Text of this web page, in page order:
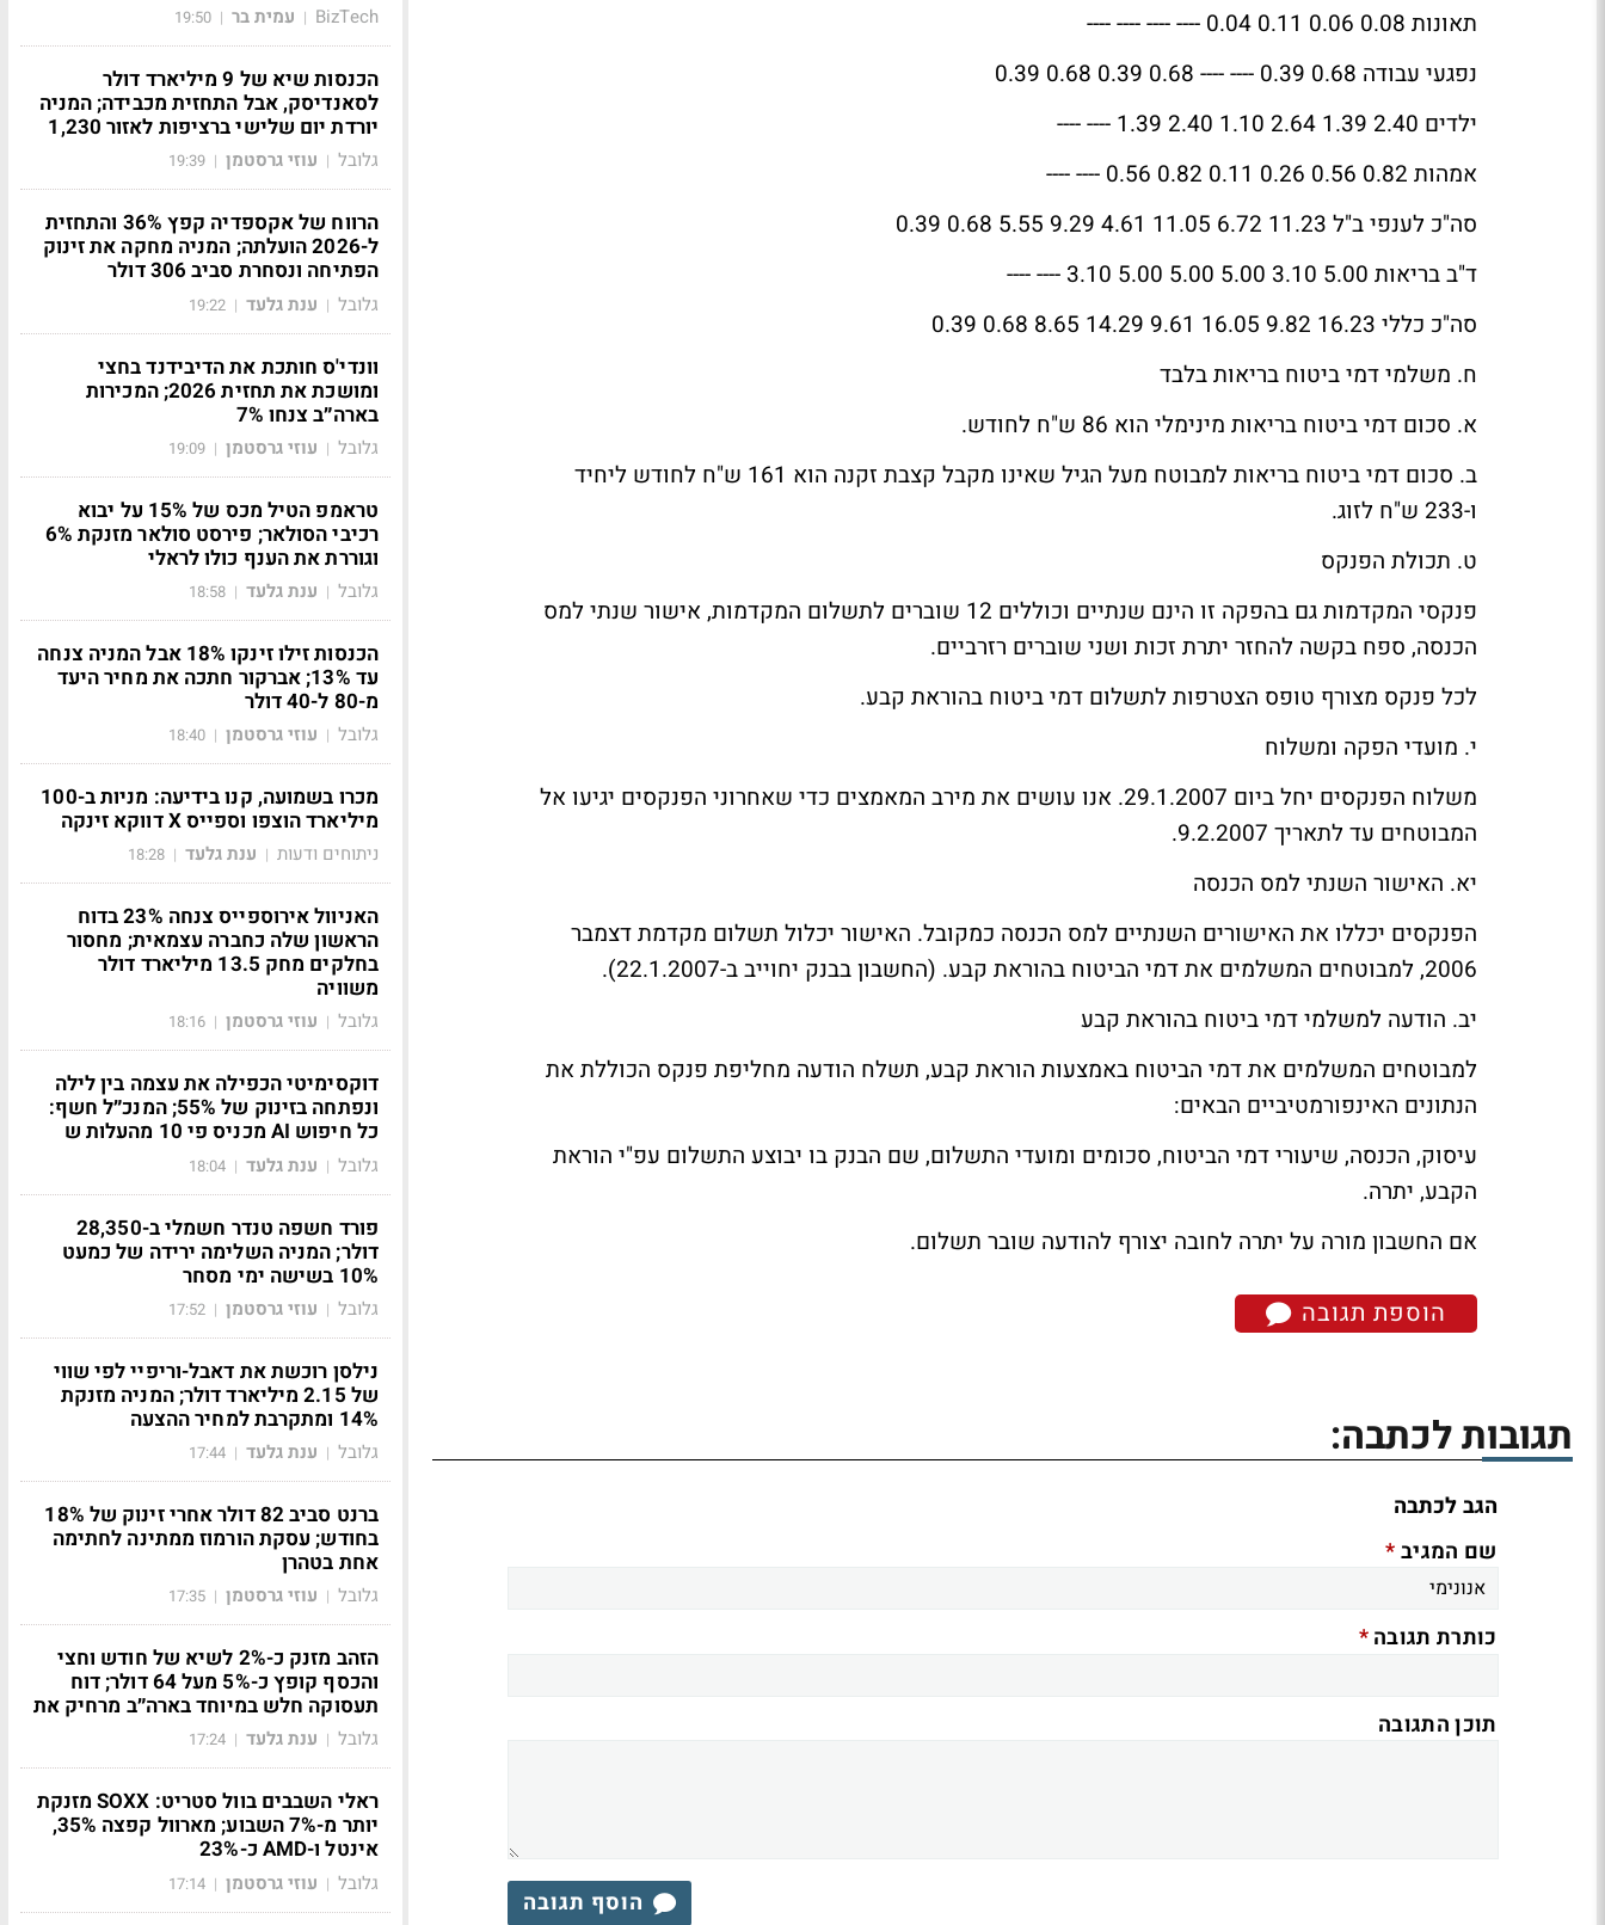
תאונות 0.08 0.06 0.11 0.04 ---- ---- ---- ----
נפגעי עבודה 0.68 0.39 ---- ---- 0.68 0.39 0.68 0.39
ילדים 2.40 1.39 2.64 1.10 2.40 1.39 ---- ----
אמהות 0.82 0.56 0.26 0.11 0.82 0.56 ---- ----
סה"כ לענפי ב"ל 11.23 6.72 11.05 4.61 9.29 5.55 0.68 0.39
ד"ב בריאות 5.00 3.10 5.00 5.00 5.00 3.10 ---- ----
סה"כ כללי 16.23 9.82 16.05 9.61 14.29 8.65 0.68 0.39
ח. משלמי דמי ביטוח בריאות בלבד
א. סכום דמי ביטוח בריאות מינימלי הוא 86 ש"ח לחודש.
ב. סכום דמי ביטוח בריאות למבוטח מעל הגיל שאינו מקבל קצבת זקנה הוא 161 ש"ח לחודש ליחיד
ו-233 ש"ח לזוג.
ט. תכולת הפנקס
פנקסי המקדמות גם בהפקה זו הינם שנתיים וכוללים 12 שוברים לתשלום המקדמות, אישור שנתי למס
הכנסה, ספח בקשה להחזר יתרת זכות ושני שוברים רזרביים.
לכל פנקס מצורף טופס הצטרפות לתשלום דמי ביטוח בהוראת קבע.
י. מועדי הפקה ומשלוח
משלוח הפנקסים יחל ביום 29.1.2007. אנו עושים את מירב המאמצים כדי שאחרוני הפנקסים יגיעו אל
המבוטחים עד לתאריך 9.2.2007.
יא. האישור השנתי למס הכנסה
הפנקסים יכללו את האישורים השנתיים למס הכנסה כמקובל. האישור יכלול תשלום מקדמת דצמבר
2006, למבוטחים המשלמים את דמי הביטוח בהוראת קבע. (החשבון בבנק יחוייב ב-22.1.2007).
יב. הודעה למשלמי דמי ביטוח בהוראת קבע
למבוטחים המשלמים את דמי הביטוח באמצעות הוראת קבע, תשלח הודעה מחליפת פנקס הכוללת את
הנתונים האינפורמטיביים הבאים:
עיסוק, הכנסה, שיעורי דמי הביטוח, סכומים ומועדי התשלום, שם הבנק בו יבוצע התשלום עפ"י הוראת
הקבע, יתרה.
אם החשבון מורה על יתרה לחובה יצורף להודעה שובר תשלום.
הוספת תגובה
תגובות לכתבה:
הגב לכתבה
שם המגיב*
כותרת תגובה*
תוכן התגובה
הוסף תגובה
BizTech
| עמית בר |
19:50
הכנסות שיא של 9 מיליארד דולר
לסאנדיסק, אבל התחזית מכבידה; המניה
יורדת יום שלישי ברציפות לאזור 1,230
גלובל | עוזי גרסטמן |
19:39
הרווח של אקספדיה קפץ 36% והתחזית
ל-2026 הועלתה; המניה מחקה את זינוק
הפתיחה ונסחרת סביב 306 דולר
גלובל | ענת גלעד |
19:22
וונדי'ס חותכת את הדיבידנד בחצי
ומושכת את תחזית 2026; המכירות
בארה״ב צנחו 7%
גלובל | עוזי גרסטמן |
19:09
טראמפ הטיל מכס של 15% על יבוא
רכיבי הסולאר; פירסט סולאר מזנקת 6%
וגוררת את הענף כולו לראלי
גלובל | ענת גלעד |
18:58
הכנסות זילו זינקו 18% אבל המניה צנחה
עד 13%; אברקור חתכה את מחיר היעד
מ-80 ל-40 דולר
גלובל | עוזי גרסטמן |
18:40
מכרו בשמועה, קנו בידיעה: מניות ב-100
מיליארד הוצפו וספייס X דווקא זינקה
ניתוחים ודעות | ענת גלעד |
18:28
האניוול אירוספייס צנחה 23% בדוח
הראשון שלה כחברה עצמאית; מחסור
בחלקים מחק 13.5 מיליארד דולר
משוויה
גלובל | עוזי גרסטמן |
18:16
דוקסימיטי הכפילה את עצמה בין לילה
ונפתחה בזינוק של 55%; המנכ״ל חשף:
כל חיפוש AI מכניס פי 10 מהעלות ש
גלובל | ענת גלעד |
18:04
פורד חשפה טנדר חשמלי ב-28,350
דולר; המניה השלימה ירידה של כמעט
10% בשישה ימי מסחר
גלובל | עוזי גרסטמן |
17:52
נילסן רוכשת את דאבל-וריפיי לפי שווי
של 2.15 מיליארד דולר; המניה מזנקת
14% ומתקרבת למחיר ההצעה
גלובל | ענת גלעד |
17:44
ברנט סביב 82 דולר אחרי זינוק של 18%
בחודש; עסקת הורמוז ממתינה לחתימה
אחת בטהרן
גלובל | עוזי גרסטמן |
17:35
הזהב מזנק כ-2% לשיא של חודש וחצי
והכסף קופץ כ-5% מעל 64 דולר; דוח
תעסוקה חלש במיוחד בארה״ב מרחיק את
גלובל | ענת גלעד |
17:24
ראלי השבבים בוול סטריט: SOXX מזנקת
יותר מ-7% השבוע; מארוול קפצה 35%,
אינטל ו-AMD כ-23%
גלובל | עוזי גרסטמן |
17:14